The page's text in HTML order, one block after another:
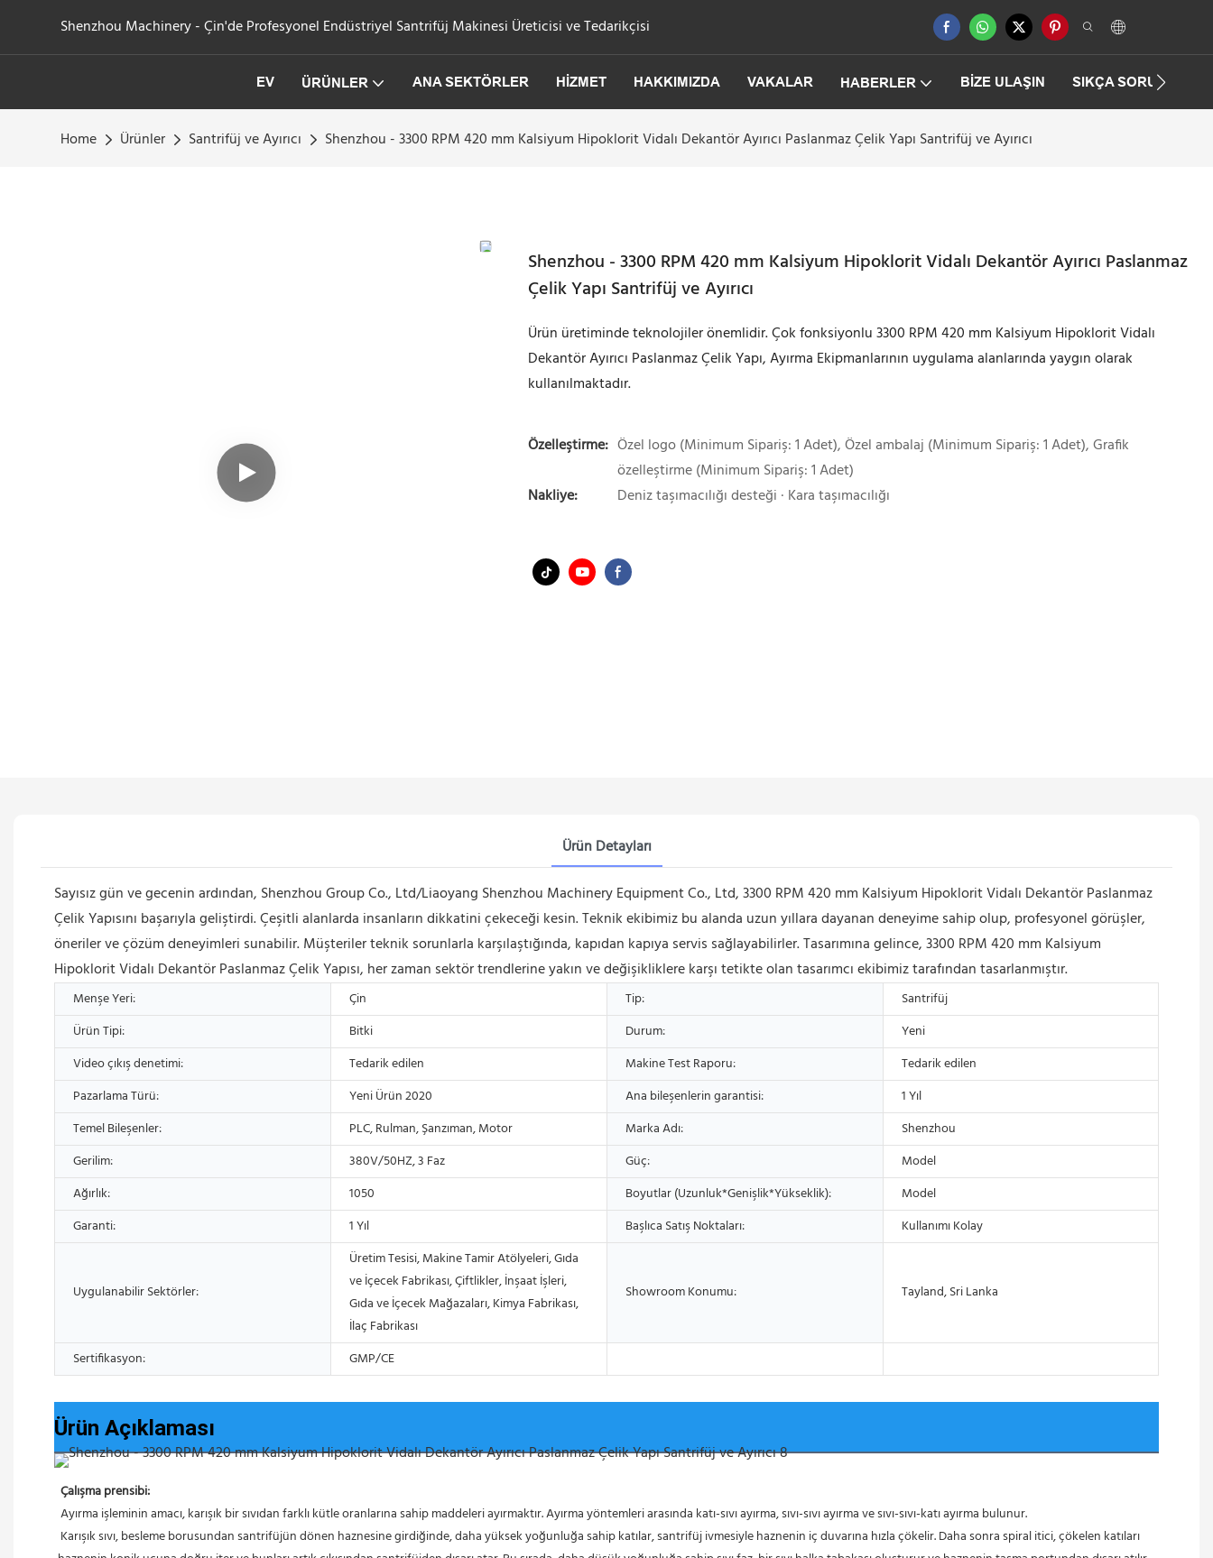
Shenzhou Machinery - Çin'de Profesyonel Endüstriyel Santrifüj Makinesi Üreticisi ve Tedarikçisi
EV ÜRÜNLER ANA SEKTÖRLER HIZMET HAKKIMIZDA VAKALAR HABERLER BIZE ULAŞIN SIKÇA SORULAN
Home Ürünler Santrifüj ve Ayırıcı Shenzhou - 3300 RPM 420 mm Kalsiyum Hipoklorit Vidalı Dekantör Ayırıcı Paslanmaz Çelik Yapı Santrifüj ve Ayırıcı
Shenzhou - 3300 RPM 420 mm Kalsiyum Hipoklorit Vidalı Dekantör Ayırıcı Paslanmaz
Çelik Yapı Santrifüj ve Ayırıcı
Ürün üretiminde teknolojiler önemlidir. Çok fonksiyonlu 3300 RPM 420 mm Kalsiyum Hipoklorit Vidalı
Dekantör Ayırıcı Paslanmaz Çelik Yapı, Ayırma Ekipmanlarının uygulama alanlarında yaygın olarak
kullanılmaktadır.
Özelleştirme: Özel logo (Minimum Sipariş: 1 Adet), Özel ambalaj (Minimum Sipariş: 1 Adet), Grafik
özelleştirme (Minimum Sipariş: 1 Adet)
Nakliye:
Deniz taşımacılığı desteği · Kara taşımacılığı
Ürün Detayları
Sayısız gün ve gecenin ardından, Shenzhou Group Co., Ltd/Liaoyang Shenzhou Machinery Equipment Co., Ltd, 3300 RPM 420 mm Kalsiyum Hipoklorit Vidalı Dekantör Paslanmaz
Çelik Yapısını başarıyla geliştirdi. Çeşitli alanlarda insanların dikkatini çekeceği kesin. Teknik ekibimiz bu alanda uzun yıllara dayanan deneyime sahip olup, profesyonel görüşler,
öneriler ve çözüm deneyimleri sunabilir. Müşteriler teknik sorunlarla karşılaştığında, kapıdan kapıya servis sağlayabilirler. Tasarımına gelince, 3300 RPM 420 mm Kalsiyum
Hipoklorit Vidalı Dekantör Paslanmaz Çelik Yapısı, her zaman sektör trendlerine yakın ve değişikliklere karşı tetikte olan tasarımcı ekibimiz tarafından tasarlanmıştır.
Menşe Yeri: Çin Tip:
Santrifüj
Ürün Tipi:
Bitki Durum:
Yeni
Video çıkış denetimi:
Tedarik edilen Makine Test Raporu:
Tedarik edilen
Pazarlama Türü:
Yeni Ürün 2020 Ana bileşenlerin garantisi:
1 Yıl
Temel Bileşenler:
PLC, Rulman, Şanzıman, Motor Marka Adı:
Shenzhou
Gerilim:
380V/50HZ, 3 Faz Güç:
Model
Ağırlık:
1050 Boyutlar (Uzunluk*Genişlik*Yükseklik):
Model
Garanti:
1 Yıl Başlıca Satış Noktaları: Kullanımı Kolay
Uygulanabilir Sektörler:
Üretim Tesisi, Makine Tamir Atölyeleri, Gıda
ve İçecek Fabrikası, Çiftlikler, İnşaat İşleri,
Gıda ve İçecek Mağazaları, Kimya Fabrikası,
İlaç Fabrikası
Showroom Konumu: Tayland, Sri Lanka
Sertifikasyon: GMP/CE
Ürün Açıklaması
Çalışma prensibi:
Ayırma işleminin amacı, karışık bir sıvıdan farklı kütle oranlarına sahip maddeleri ayırmaktır. Ayırma yöntemleri arasında katı-sıvı ayırma, sıvı-sıvı ayırma ve sıvı-sıvı-katı ayırma bulunur.